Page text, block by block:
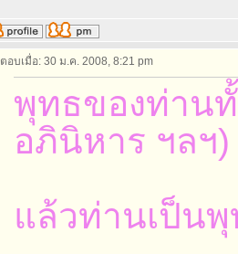
ตอบเมื่อ: 30 ม.ค. 2008, 8:21 pm
พุทธของท่าน
อภินิหาร ฯลฯ)
แล้วท่านเป็น